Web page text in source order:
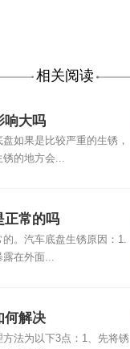
相关阅读
响大吗
如果是比较严重的生锈，
锈的地方会...
正常的吗
。汽车底盘生锈原因：1.
在外面...
何解决
法为以下3点：1、先将锈